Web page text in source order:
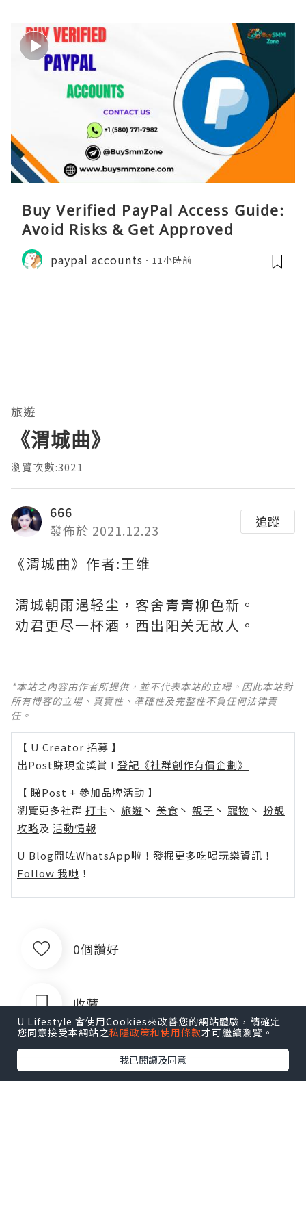
Buy Verified PayPal Access Guide:
Avoid Risks & Get Approved
paypal accounts 11小時前
旅遊
《渭城曲》
瀏覽次數:3021
666
發佈於 2021.12.23
追蹤
《渭城曲》作者:王维
渭城朝雨浥轻尘，客舍青青柳色新。
劝君更尽一杯酒，西出阳关无故人。
*本站之內容由作者所提供，並不代表本站的立場。因此本站對
所有博客的立場、真實性、準確性及完整性不負任何法律責
任。
【 U Creator 招募 】
出Post賺現金獎賞 l 登記《社群創作有價企劃》
【 睇Post + 參加品牌活動 】
瀏覽更多社群 打卡 丶 旅遊 丶 美食 丶 親子 丶 寵物 丶 扮靚
攻略及 活動情報
U Blog開咗WhatsApp啦！發掘更多吃喝玩樂資訊！
Follow 我哋 ！
0個讚好
收藏
U Lifestyle 會使用Cookies來改善您的網站體驗，請確定
您同意接受本網站之私隱政策和使用條款才可繼續瀏覽。
我已閱讀及同意